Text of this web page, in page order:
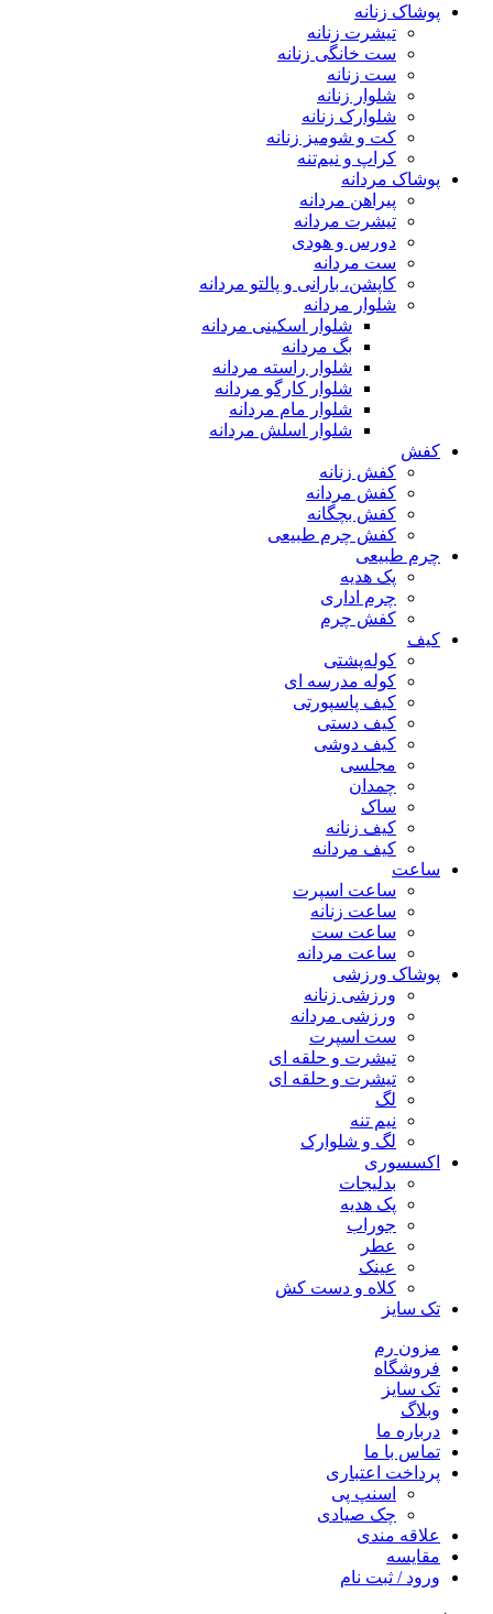
پوشاک زنانه
تیشرت زنانه
ست خانگی زنانه
ست زنانه
شلوار زنانه
شلوارک زنانه
کت و شومیز زنانه
کراپ و نیم‌تنه
پوشاک مردانه
پیراهن مردانه
تیشرت مردانه
دورس و هودی
ست مردانه
کاپشن، بارانی و پالتو مردانه
شلوار مردانه
شلوار اسکینی مردانه
بگ مردانه
شلوار راسته مردانه
شلوار کارگو مردانه
شلوار مام مردانه
شلوار اسلش مردانه
کفش
کفش زنانه
کفش مردانه
کفش بچگانه
کفش چرم طبیعی
چرم طبیعی
پک هدیه
چرم اداری
کفش چرم
کیف
کوله‌پشتی
کوله مدرسه ای
کیف پاسپورتی
کیف دستی
کیف دوشی
مجلسی
چمدان
ساک
کیف زنانه
کیف مردانه
ساعت
ساعت اسپرت
ساعت زنانه
ساعت ست
ساعت مردانه
پوشاک ورزشی
ورزشی زنانه
ورزشی مردانه
ست اسپرت
تیشرت و حلقه ای
تیشرت و حلقه ای
لگ
نیم تنه
لگ و شلوارک
اکسسوری
بدلیجات
پک هدیه
جوراب
عطر
عینک
کلاه و دست کش
تک سایز
مزون رم
فروشگاه
تک سایز
وبلاگ
درباره ما
تماس با ما
پرداخت اعتباری
اسنپ پی
چک صیادی
علاقه مندی
مقايسه
ورود / ثبت نام